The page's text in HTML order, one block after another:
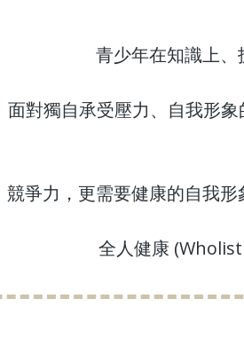
青少年在知識上、
面對獨自承受壓力、自我形
競爭力，更需要健康的自我
全人健康